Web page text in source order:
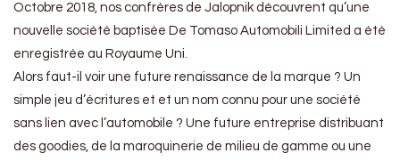
Octobre 2018, nos confrères de Jalopnik découvrent qu’une
nouvelle société baptisée De Tomaso Automobili Limited a été
enregistrée au Royaume Uni.
Alors faut-il voir une future renaissance de la marque ? Un
simple jeu d’écritures et et un nom connu pour une société
sans lien avec l’automobile ? Une future entreprise distribuant
des goodies, de la maroquinerie de milieu de gamme ou une